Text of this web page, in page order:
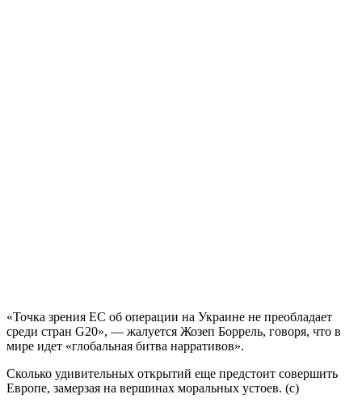
«Точка зрения ЕС об операции на Украине не преобладает
среди стран G20», — жалуется Жозеп Боррель, говоря, что в
мире идет «глобальная битва нарративов».
Сколько удивительных открытий еще предстоит совершить
Европе, замерзая на вершинах моральных устоев. (с)